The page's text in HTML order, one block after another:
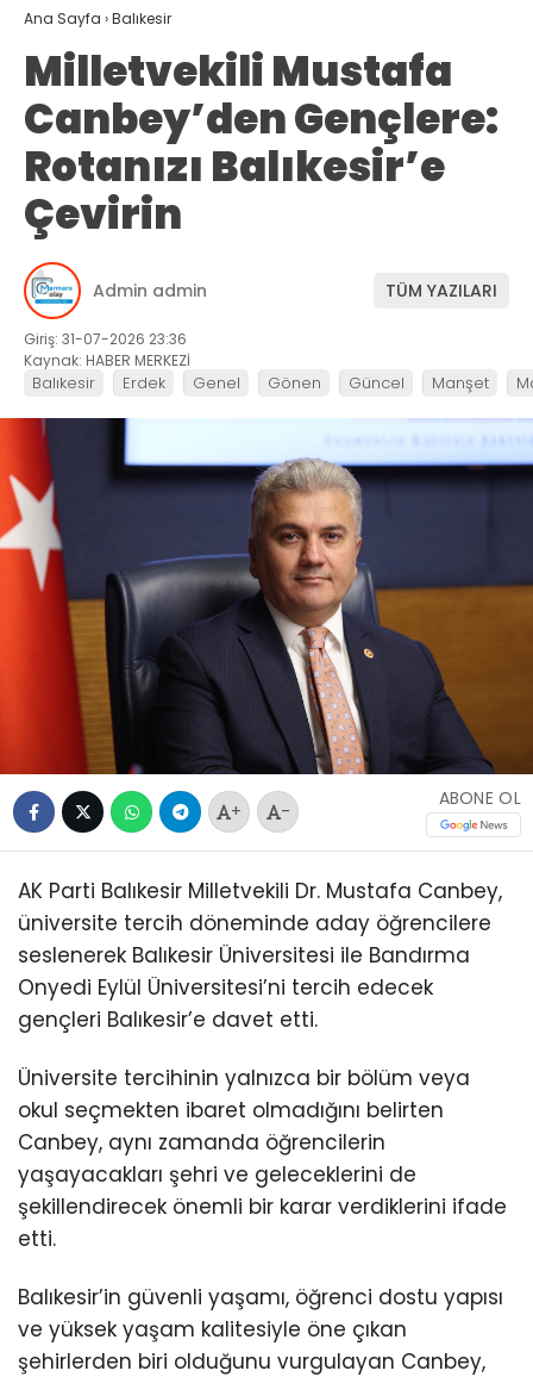
Ana Sayfa ›Balıkesir
Milletvekili Mustafa
Canbey’den Gençlere:
Rotanızı Balıkesir’e
Çevirin
Admin admin TÜM YAZILARI
Giriş: 31-07-2026 23:36
Kaynak: HABER MERKEZİ
Balıkesir Erdek Genel Gönen Güncel Manşet
+ -
ABONE OL
AK Parti Balıkesir Milletvekili Dr. Mustafa Canbey,
üniversite tercih döneminde aday öğrencilere
seslenerek Balıkesir Üniversitesi ile Bandırma
Onyedi Eylül Üniversitesi’ni tercih edecek
gençleri Balıkesir’e davet etti.
Üniversite tercihinin yalnızca bir bölüm veya
okul seçmekten ibaret olmadığını belirten
Canbey, aynı zamanda öğrencilerin
yaşayacakları şehri ve geleceklerini de
şekillendirecek önemli bir karar verdiklerini ifade
etti.
Balıkesir’in güvenli yaşamı, öğrenci dostu yapısı
ve yüksek yaşam kalitesiyle öne çıkan
şehirlerden biri olduğunu vurgulayan Canbey,